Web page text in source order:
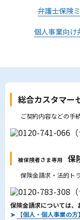
弁護士保険
個人事業向け
総合カスタマー
ご契約内容などの手
被保険者さま専用 保
保険金請求・法的ト
保険金請求については、
➤
【個人・個人事業の